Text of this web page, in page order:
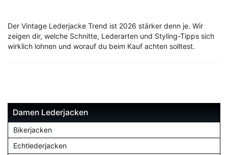
Der Vintage Lederjacke Trend ist 2026 stärker denn je. Wir
zeigen dir, welche Schnitte, Lederarten und Styling-Tipps sich
wirklich lohnen und worauf du beim Kauf achten solltest.
Damen Lederjacken
Bikerjacken
Echtlederjacken